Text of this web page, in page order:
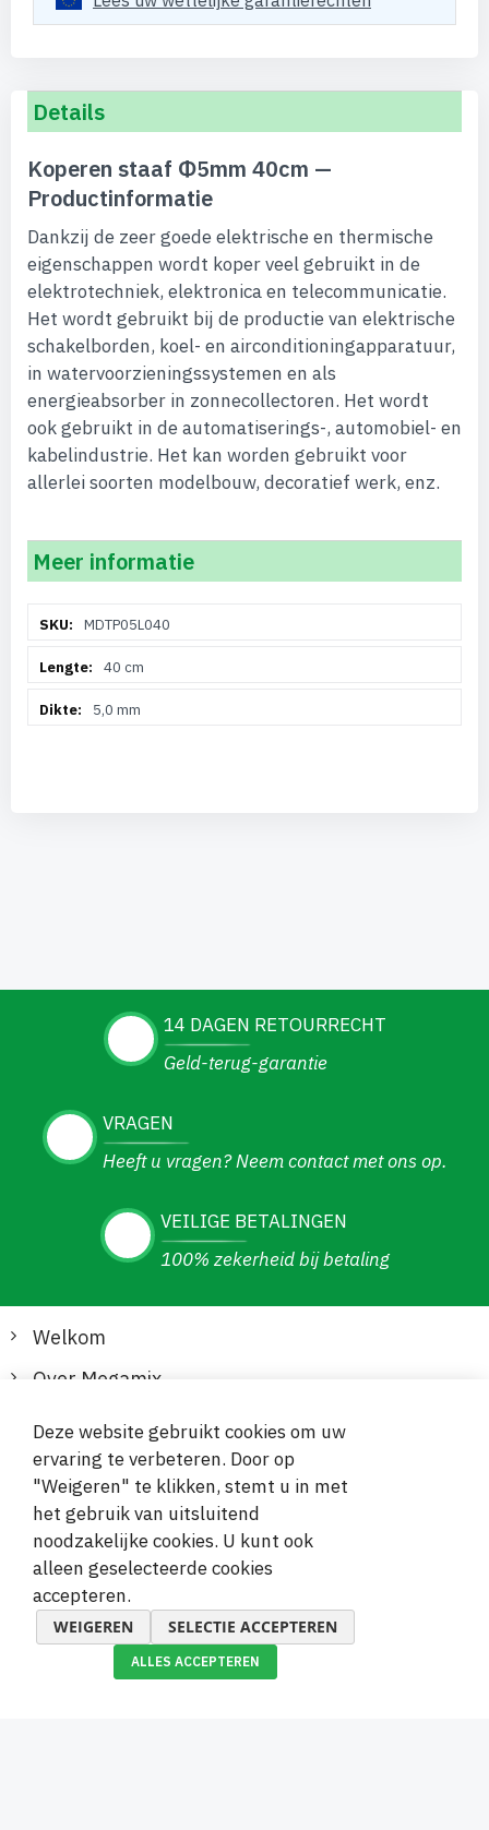
Details
Koperen staaf Φ5mm 40cm —
Productinformatie
Dankzij de zeer goede elektrische en thermische
eigenschappen wordt koper veel gebruikt in de
elektrotechniek, elektronica en telecommunicatie.
Het wordt gebruikt bij de productie van elektrische
schakelborden, koel- en airconditioningapparatuur,
in watervoorzieningssystemen en als
energieabsorber in zonnecollectoren. Het wordt
ook gebruikt in de automatiserings-, automobiel- en
kabelindustrie. Het kan worden gebruikt voor
allerlei soorten modelbouw, decoratief werk, enz.
Meer informatie
informatieMDTP05L040
40 cm
5,0 mm
14 DAGEN RETOURRECHT
Geld-terug-garantie
VRAGEN
Heeft u vragen? Neem contact met ons op.
VEILIGE BETALINGEN
100% zekerheid bij betaling
Welkom
Over Megamix
Informatie
Klantenservice
Veilige en gemakkelijke betalingen
Deze website gebruikt cookies om uw
ervaring te verbeteren. Door op
"Weigeren" te klikken, stemt u in met
het gebruik van uitsluitend
noodzakelijke cookies. U kunt ook
alleen geselecteerde cookies
accepteren.
WEIGEREN SELECTIE ACCEPTEREN
ALLES ACCEPTEREN